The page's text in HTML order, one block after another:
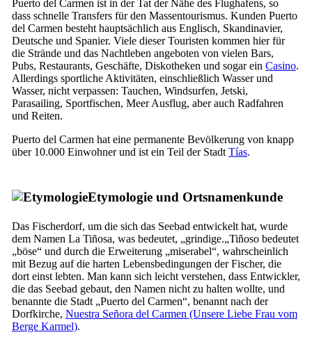
Puerto del Carmen ist in der Tat der Nähe des Flughafens, so
dass schnelle Transfers für den Massentourismus. Kunden Puerto
del Carmen besteht hauptsächlich aus Englisch, Skandinavier,
Deutsche und Spanier. Viele dieser Touristen kommen hier für
die Strände und das Nachtleben angeboten von vielen Bars,
Pubs, Restaurants, Geschäfte, Diskotheken und sogar ein Casino.
Allerdings sportliche Aktivitäten, einschließlich Wasser und
Wasser, nicht verpassen: Tauchen, Windsurfen, Jetski,
Parasailing, Sportfischen, Meer Ausflug, aber auch Radfahren
und Reiten.
Puerto del Carmen hat eine permanente Bevölkerung von knapp
über 10.000 Einwohner und ist ein Teil der Stadt Tías.
Etymologie und Ortsnamenkunde
Das Fischerdorf, um die sich das Seebad entwickelt hat, wurde
dem Namen La Tiñosa, was bedeutet, „grindige.„Tiñoso bedeutet
„böse“ und durch die Erweiterung „miserabel“, wahrscheinlich
mit Bezug auf die harten Lebensbedingungen der Fischer, die
dort einst lebten. Man kann sich leicht verstehen, dass Entwickler,
die das Seebad gebaut, den Namen nicht zu halten wollte, und
benannte die Stadt „Puerto del Carmen“, benannt nach der
Dorfkirche, Nuestra Señora del Carmen (Unsere Liebe Frau vom
Berge Karmel).